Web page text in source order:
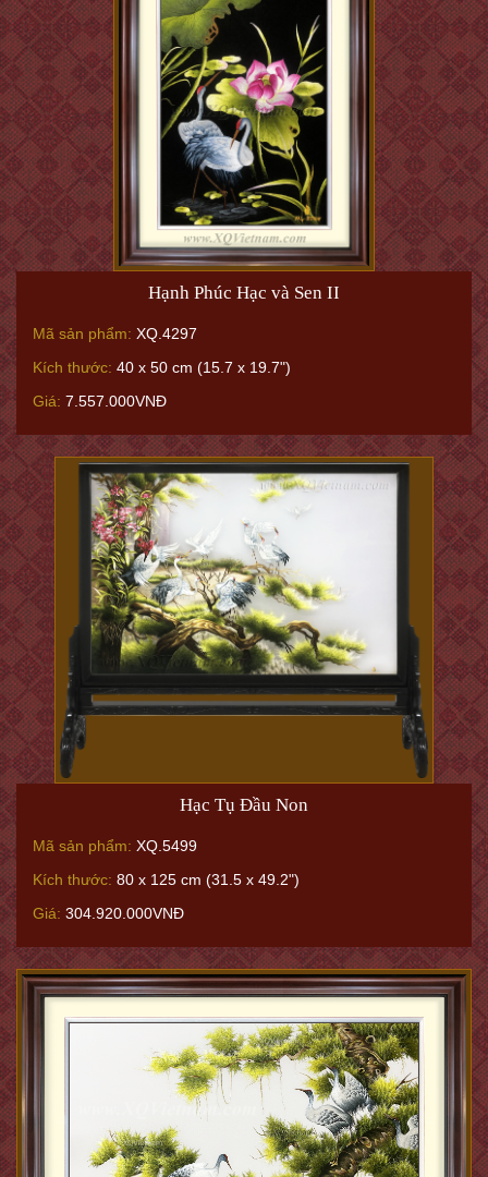
Hạnh Phúc Hạc và Sen II
Mã sản phẩm: XQ.4297
Kích thước: 40 x 50 cm (15.7 x 19.7")
Giá: 7.557.000VNĐ
Hạc Tụ Đầu Non
Mã sản phẩm: XQ.5499
Kích thước: 80 x 125 cm (31.5 x 49.2")
Giá: 304.920.000VNĐ